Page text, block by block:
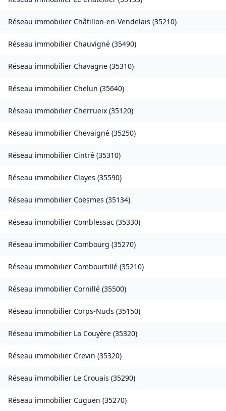
Réseau immobilier Châtillon-en-Vendelais (35210)
Réseau immobilier Chauvigné (35490)
Réseau immobilier Chavagne (35310)
Réseau immobilier Chelun (35640)
Réseau immobilier Cherrueix (35120)
Réseau immobilier Chevaigné (35250)
Réseau immobilier Cintré (35310)
Réseau immobilier Clayes (35590)
Réseau immobilier Coësmes (35134)
Réseau immobilier Comblessac (35330)
Réseau immobilier Combourg (35270)
Réseau immobilier Combourtillé (35210)
Réseau immobilier Cornillé (35500)
Réseau immobilier Corps-Nuds (35150)
Réseau immobilier La Couyère (35320)
Réseau immobilier Crevin (35320)
Réseau immobilier Le Crouais (35290)
Réseau immobilier Cuguen (35270)